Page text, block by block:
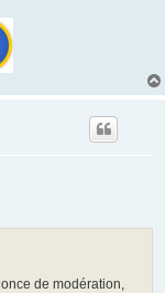
de modération,